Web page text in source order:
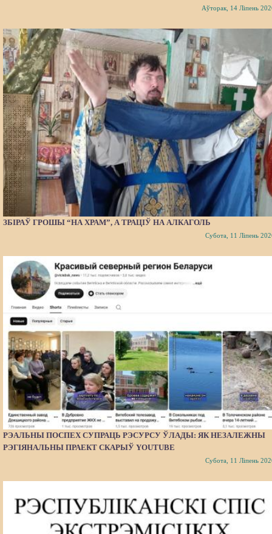
Аўторак, 14 Ліпень
ЗБІРАЎ ГРОШЫ “НА ХРАМ”, А ТРАЦІЎ НА АЛКАГОЛЬ
Субота, 11 Ліпень
РЭАЛЬНЫ ПОСПЕХ СУПРАЦЬ РЭСУРСУ ЎЛАДЫ: ЯК НЕЗАЛЕЖНЫ
РЭГІЯНАЛЬНЫ ПРАЕКТ СКАРЫЎ YOUTUBE
Субота, 11 Ліпень